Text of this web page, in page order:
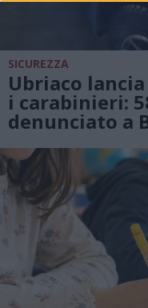
SICUREZZA
Ubriaco
i carabinieri:
denunciato a